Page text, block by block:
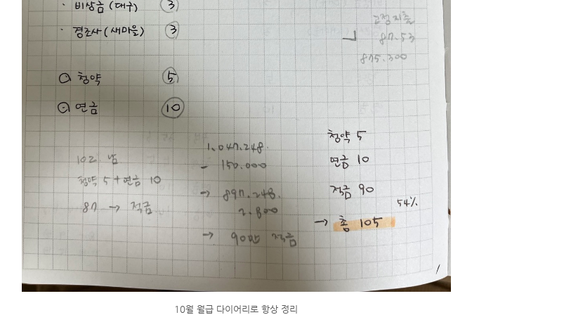
10월 월급 다이어리로 항상 정리